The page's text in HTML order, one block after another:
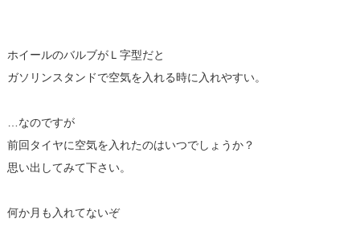
ホイールのバルブがＬ字型だと
ガソリンスタンドで空気を入れる時に入れやすい。
…なのですが
前回タイヤに空気を入れたのはいつでしょうか？
思い出してみて下さい。
何か月も入れてないぞ